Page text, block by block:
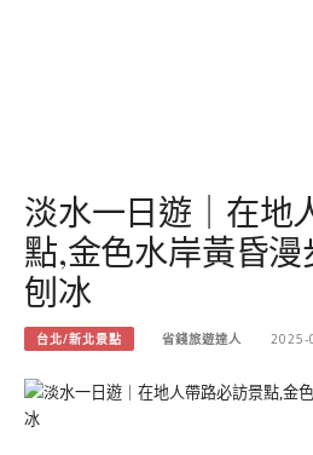
淡水一日遊｜在地
點,金色水岸黃昏
刨冰
台北/新北景點 省錢旅遊達人 2025-